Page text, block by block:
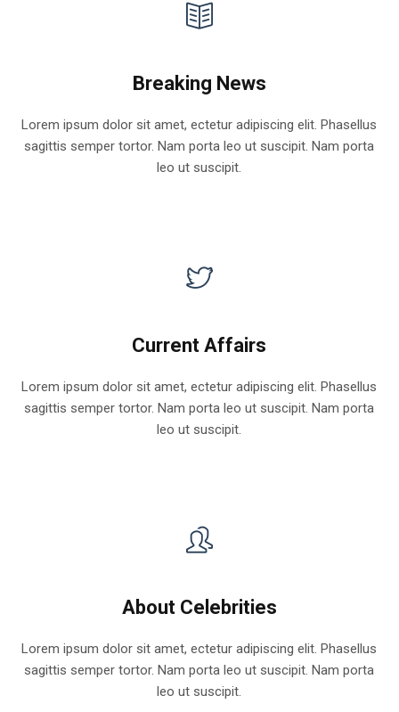
Breaking News
Lorem ipsum dolor sit amet, ectetur adipiscing elit. Phasellus
sagittis semper tortor. Nam porta leo ut suscipit. Nam porta
leo ut suscipit.
Current Affairs
Lorem ipsum dolor sit amet, ectetur adipiscing elit. Phasellus
sagittis semper tortor. Nam porta leo ut suscipit. Nam porta
leo ut suscipit.
About Celebrities
Lorem ipsum dolor sit amet, ectetur adipiscing elit. Phasellus
sagittis semper tortor. Nam porta leo ut suscipit. Nam porta
leo ut suscipit.